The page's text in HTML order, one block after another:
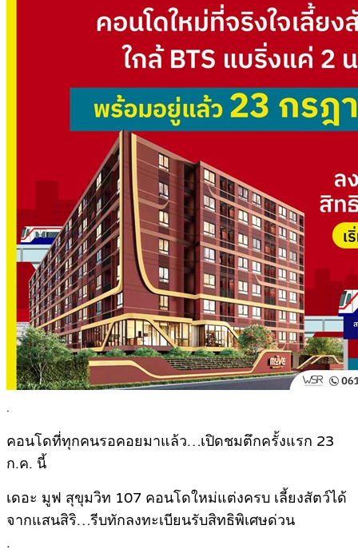
.
คอนโดที่ทุกคนรอคอยมาแล้ว…เปิดชมตึกครั้งแรก 23
ก.ค. นี้
เดอะ มูฟ สุขุมวิท 107 คอนโดใหม่แต่งครบ เลี้ยงสัตว์ได้
จากแสนสิริ…รีบทักลงทะเบียนรับสิทธิพิเศษด่วน
.